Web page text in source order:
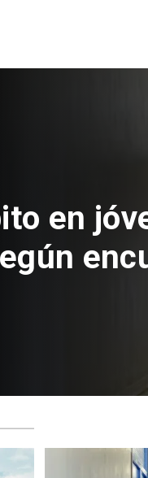
de